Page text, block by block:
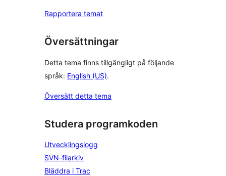
Rapportera temat
Översättningar
Detta tema finns tillgängligt på följande
språk: English (US).
Översätt detta tema
Studera programkoden
Utvecklingslogg
SVN-filarkiv
Bläddra i Trac